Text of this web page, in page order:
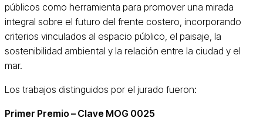
públicos como herramienta para promover una mirada
integral sobre el futuro del frente costero, incorporando
criterios vinculados al espacio público, el paisaje, la
sostenibilidad ambiental y la relación entre la ciudad y el
mar.
Los trabajos distinguidos por el jurado fueron:
Primer Premio – Clave MOG 0025